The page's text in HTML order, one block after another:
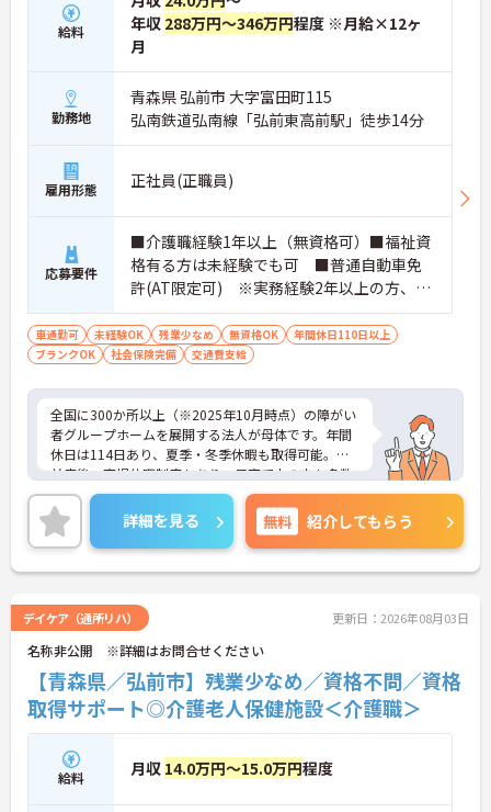
・施設内には看護師が24時間常駐しており、急変時
の対応や専門的な医療処置は看護師が担当するため
負担が減ります
・介護スタッフと看護スタッフの比率が1対1で相談
しやすく、初任者研修や実務者研修からでも着実に
専門性を高められます
＜残業月7時間以下で身体の負担を軽減！＞
・常勤で働くスタッフの比率が90パーセント以上と
高く、急なシフト変更や無理な長時間勤務が発生し
にくい人員体制です
なり少なめに抑えられます
・夜勤明けの翌日は原則としてお休みとなるシフト
編成が組まれており、しっかりと休息を取りながら
＜評価制度でキャリアアップ＞
・介護福祉士や初任者研修などの資格や実務経験、
夜勤回数がしっかりと給与に反映されるためモチベ
・年次を問わずリーダーや主任などのマネジメント
職へ昇格する事例も多数あり、腰を据えて長期的な
キャリア形成が可能です
給料
年収 288万円～346万円程度 ※月給×12ヶ
月
勤務地
青森県 弘前市 大字富田町115
弘南鉄道弘南線「弘前東高前駅」徒歩14分
雇用形態 正社員(正職員)
応募要件
■介護職経験1年以上（無資格可）■福祉資
格有る方は未経験でも可 ■普通自動車免
許(AT限定可) ※実務経験2年以上の方、障
がい者福祉に関する経験をお持ちの方大歓
迎
車通勤可 未経験OK 残業少なめ 無資格OK
年間休日110日以上
ブランクOK
社会保険完備 交通費支給
全国に300か所以上（※2025年10月時点）の障がい
者グループホームを展開する法人が母体です。年間
休日は114日あり、夏季・冬季休暇も取得可能。産
前産後・育児休暇制度もあり、子育て中の方も多数
活躍中で、ワークライフバランスを大切にしながら
働ける環境が整っています。研修制度や外部勉強会
の受講支援もあり、スキルアップもしっかりサポー
ト。将来的には管理者やエリアマネージャーへのキ
ャリアアップも目指せます。20代から60代まで幅広
の職場です。介護経験を活かしたい方、福祉の資格
をお持ちの方、安定した法人でキャリアを築きたい
方におすすめです。
★おすすめPOINT★
・生活支援員からスタートし、サービス管理責任者
やエリアマネージャーへと続く明確なステップアッ
プの道筋が用意されています。急成長中の企業であ
るためポストも豊富にあり、専門性を高めながらマ
ネジメント職への挑戦も視野に入れていただけま
詳細を見る 無料 紹介してもらう
デイケア（通所リハ） 更新日：2026年08月03日
名称非公開 ※詳細はお問合せください
【青森県／弘前市】残業少なめ／資格不問／資格
取得サポート◎介護老人保健施設＜介護職＞
給料 月収 14.0万円～15.0万円程度